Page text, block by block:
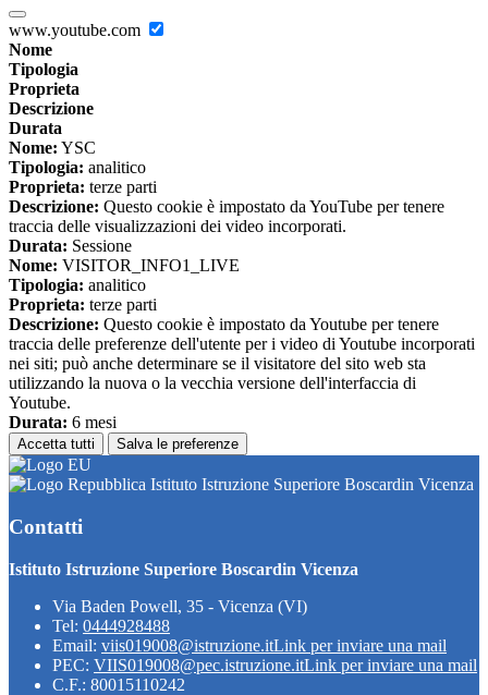
www.youtube.com
Nome
Tipologia
Proprieta
Descrizione
Durata
Nome: YSC
Tipologia: analitico
Proprieta: terze parti
Descrizione: Questo cookie è impostato da YouTube per tenere
traccia delle visualizzazioni dei video incorporati.
Durata: Sessione
Nome: VISITOR_INFO1_LIVE
Tipologia: analitico
Proprieta: terze parti
Descrizione: Questo cookie è impostato da Youtube per tenere
traccia delle preferenze dell'utente per i video di Youtube incorporati
nei siti; può anche determinare se il visitatore del sito web sta
utilizzando la nuova o la vecchia versione dell'interfaccia di
Youtube.
Durata: 6 mesi
Accetta tutti Salva le preferenze
Istituto Istruzione Superiore Boscardin Vicenza
Contatti
Istituto Istruzione Superiore Boscardin Vicenza
Via Baden Powell, 35 - Vicenza (VI)
Tel: 0444928488
Email: viis019008@istruzione.itLink per inviare una mail
PEC: VIIS019008@pec.istruzione.itLink per inviare una mail
C.F.: 80015110242